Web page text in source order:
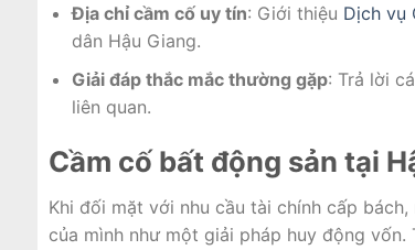
Địa chỉ cầm cố uy tín: Giới thiệu Dịch vụ
dân Hậu Giang.
Giải đáp thắc mắc thường gặp: Trả lời
liên quan.
Cầm cố bất động sản tại
Khi đối mặt với nhu cầu tài chính cấp
của mình như một giải pháp huy động vốn.